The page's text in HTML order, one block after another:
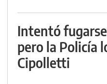
Intentó
pero la Policía
Cipolletti